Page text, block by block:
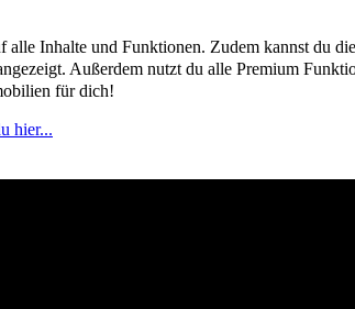
Inhalte und Funktionen. Zudem kannst du
Außerdem nutzt du alle Premium
für dich!
hier...